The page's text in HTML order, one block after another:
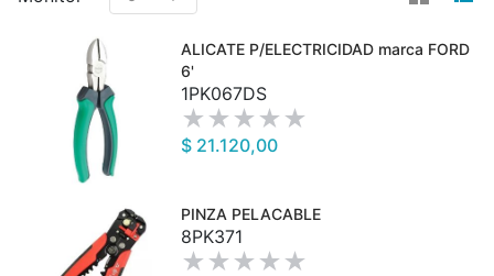
ALICATE P/ELECTRICIDAD marca FORD
6'
1PK067DS
$ 21.120,00
PINZA PELACABLE
8PK371